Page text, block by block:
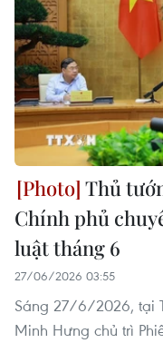
Thủ
Chính phủ
luật tháng 6
27/06/2026 03:55
Sáng 27/6/2026, tại
Minh Hưng chủ trì